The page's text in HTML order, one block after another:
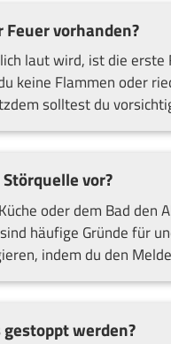
vorhanden?
laut wird, ist die erste
keine Flammen oder
solltest du
vor?
oder dem Bad den
häufige Gründe für
indem du den
werden?